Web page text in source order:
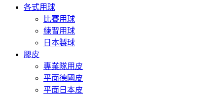
各式用球
比賽用球
練習用球
日本製球
膠皮
專業隊用皮
平面德國皮
平面日本皮